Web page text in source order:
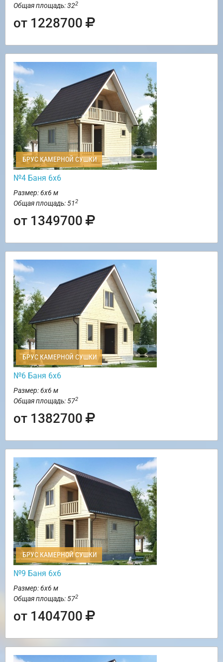
Общая площадь: 322
от 1228700
БРУС КАМЕРНОЙ СУШКИ
№4 Баня 6х6
Размер: 6х6 м
Общая площадь: 512
от 1349700
БРУС КАМЕРНОЙ СУШКИ
№6 Баня 6х6
Размер: 6х6 м
Общая площадь: 572
от 1382700
БРУС КАМЕРНОЙ СУШКИ
№9 Баня 6х6
Размер: 6х6 м
Общая площадь: 572
от 1404700